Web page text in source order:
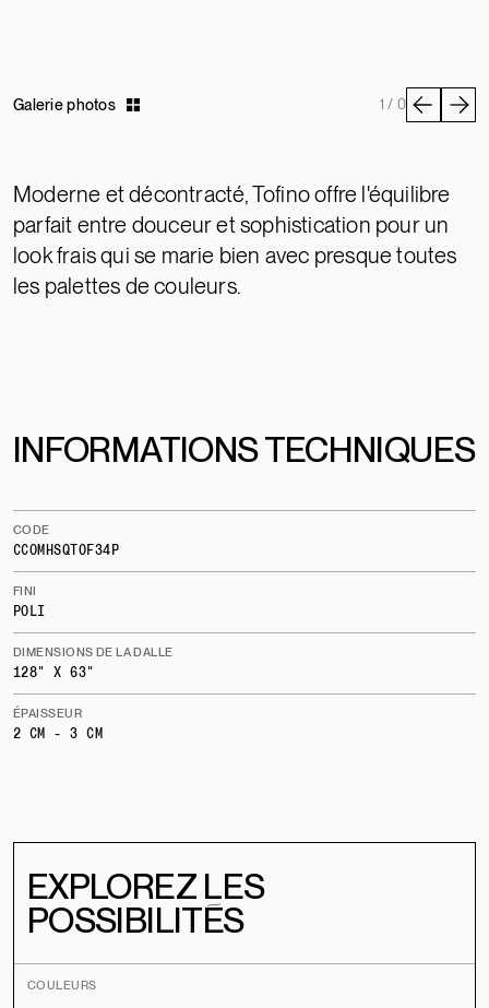
Galerie photos 1 / 0
Moderne et décontracté, Tofino offre l'équilibre
parfait entre douceur et sophistication pour un
look frais qui se marie bien avec presque toutes
les palettes de couleurs.
INFORMATIONS TECHNIQUES
CODE
CCOMHSQTOF34P
FINI
POLI
DIMENSIONS DE LA DALLE
128" X 63"
ÉPAISSEUR
2 CM - 3 CM
COULEURS
EXPLOREZ LES
POSSIBILITÉS